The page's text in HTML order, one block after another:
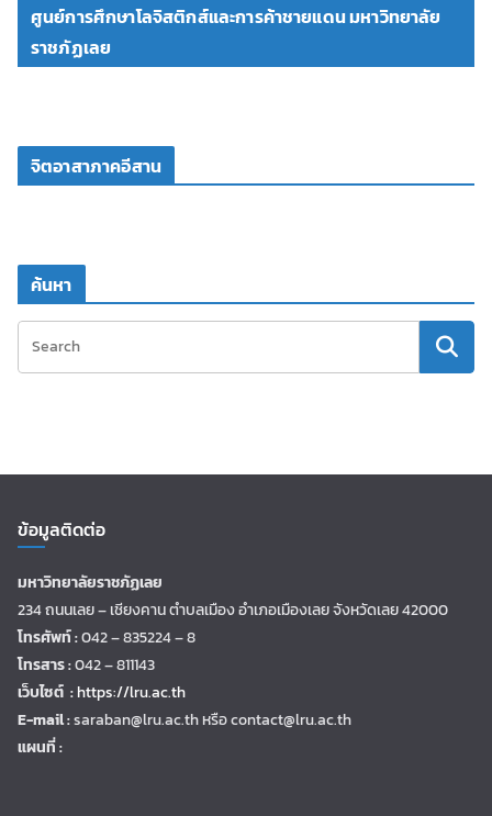
ศูนย์การศึกษาโลจิสติกส์และการค้าชายแดน มหาวิทยาลัย
ราชภัฏเลย
จิตอาสาภาคอีสาน
ค้นหา
ข้อมูลติดต่อ
มหาวิทยาลัยราชภัฏเลย
234 ถนนเลย – เชียงคาน ตำบลเมือง อำเภอเมืองเลย จังหวัดเลย 42000
โทรศัพท์ :042 – 835224 – 8
โทรสาร :042 – 811143
เว็บไซต์ :https://lru.ac.th
E-mail :saraban@lru.ac.thหรือ contact@lru.ac.th
แผนที่ :